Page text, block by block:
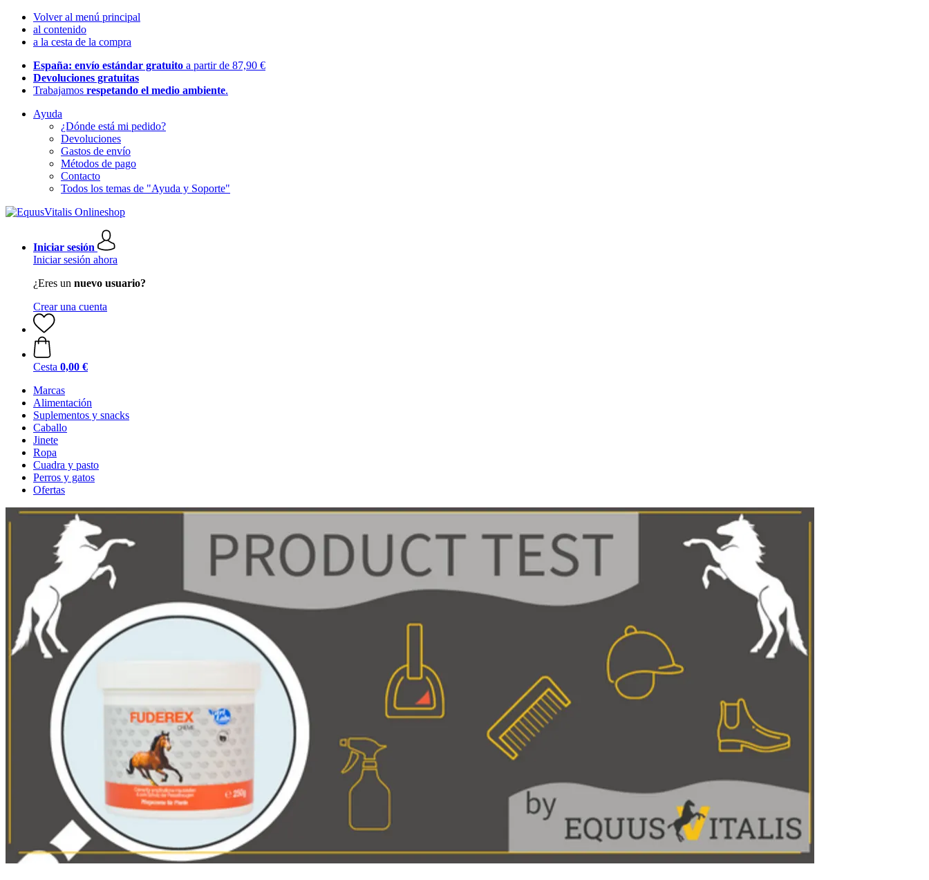
Volver al menú principal
al contenido
a la cesta de la compra
España: envío estándar gratuito a partir de 87,90 €
Devoluciones gratuitas
Trabajamos respetando el medio ambiente.
Ayuda
¿Dónde está mi pedido?
Devoluciones
Gastos de envío
Métodos de pago
Contacto
Todos los temas de "Ayuda y Soporte"
Iniciar sesión
Iniciar sesión ahora
¿Eres un nuevo usuario?
Crear una cuenta
Cesta 0,00 €
Marcas
Alimentación
Suplementos y snacks
Caballo
Jinete
Ropa
Cuadra y pasto
Perros y gatos
Ofertas